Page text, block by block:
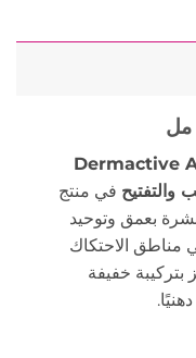
Dermactive
والتفتيح في منتج
بعمق وتوحيد
مناطق الاحتكاك
بتركيبة خفيفة